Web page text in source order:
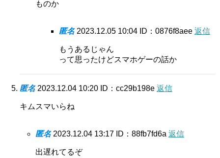
ものか
匿名 2023.12.05 10:04 ID：0876f8aee 返信
もうあるじゃん
って思ったけどスマホゲーの話か
匿名 2023.12.04 10:20 ID：cc29b198e 返信
キムスマいらね
匿名 2023.12.04 13:17 ID：88fb7fd6a 返信
出遅れてるぞ